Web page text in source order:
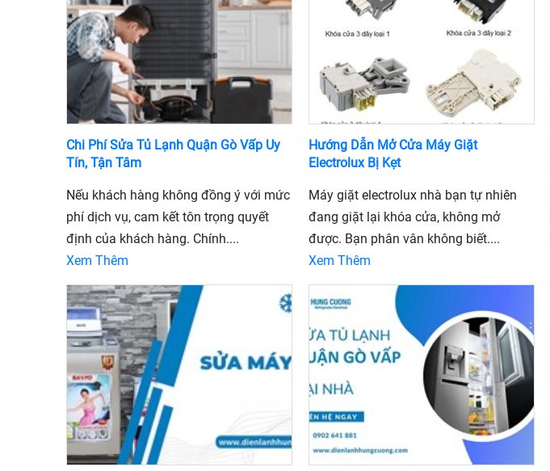
Chi Phí Sửa Tủ Lạnh Quận Gò Vấp Uy
Tín, Tận Tâm
Nếu khách hàng không đồng ý với mức
phí dịch vụ, cam kết tôn trọng quyết
định của khách hàng. Chính....
Xem Thêm
Hướng Dẫn Mở Cửa Máy Giặt
Electrolux Bị Kẹt
Máy giặt electrolux nhà bạn tự nhiên
đang giặt lại khóa cửa, không mở
được. Bạn phân vân không biết....
Xem Thêm